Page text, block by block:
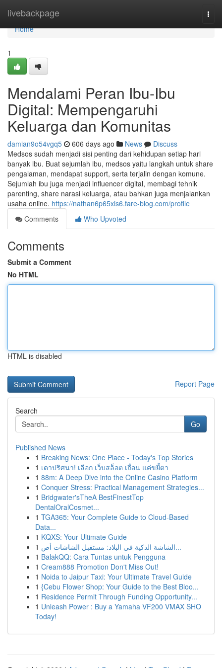
livebackpage
Home
Home
1
Mendalami Peran Ibu-Ibu
Digital: Mempengaruhi
Keluarga dan Komunitas
damian9o54vgq5 606 days ago News
Discuss
Medsos sudah menjadi sisi penting dari kehidupan setiap hari
banyak ibu. Buat sejumlah ibu, medsos yaitu langkah untuk share
pengalaman, mendapat support, serta terjalin dengan komune.
Sejumlah ibu juga menjadi influencer digital, membagi tehnik
parenting, share narasi keluarga, atau bahkan juga menjalankan
usaha online. https://nathan6p65xis6.fare-blog.com/profile
Comments
Who Upvoted
Comments
Submit a Comment
No HTML
HTML is disabled
Report Page
Search
Go
Published News
1 Breaking News: One Place - Today's Top Stories
1 เดาปริศนา! เลือก เว็บสล็อต เถื่อน แค่ขยี้ตา
1 88m: A Deep Dive into the Online Casino Platform
1 Conquer Stress: Practical Management Strategies...
1 Bridgwater'sTheA BestFinestTop
DentalOralCosmet...
1 TGA365: Your Complete Guide to Cloud-Based
Data...
1 KQXS: Your Ultimate Guide
1
الشاشة الذكية في البلاد: مستقبل الشاشات أص...
1 BalakQQ: Cara Tuntas untuk Pengguna
1 Cream888 Promotion Don't Miss Out!
1 Noida to Jaipur Taxi: Your Ultimate Travel Guide
1 {Cebu Flower Shop: Your Guide to the Best Bloo...
1 Residence Permit Through Funding Opportunity...
1 Unleash Power : Buy a Yamaha VF200 VMAX SHO
Today!